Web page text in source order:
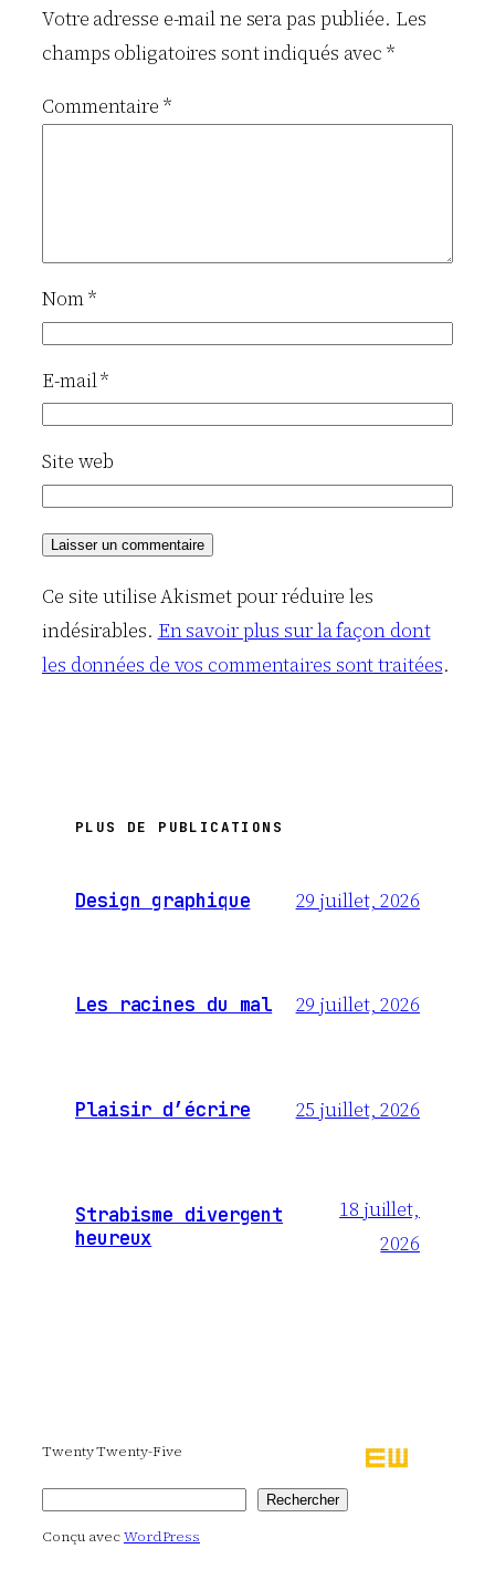
Votre adresse e-mail ne sera pas publiée. Les
champs obligatoires sont indiqués avec*
Commentaire *
Nom*
E-mail*
Site web
Ce site utilise Akismet pour réduire les
indésirables. En savoir plus sur la façon dont
les données de vos commentaires sont traitées.
PLUS DE PUBLICATIONS
Design graphique 29 juillet, 2026
Les racines du mal 29 juillet, 2026
Plaisir d’écrire 25 juillet, 2026
Strabisme divergent
heureux
18 juillet,
2026
Twenty Twenty-Five
Rechercher
Conçu avecWordPress